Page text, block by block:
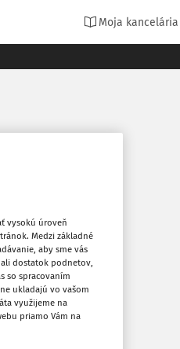
Moja kancelária
Vytlačiť
Obľúbené
Stiahnuť
vysokú úroveň
Medzi základné
aby sme vás
dostatok podnetov,
so spracovaním
ukladajú vo vašom
využijeme na
priamo Vám na